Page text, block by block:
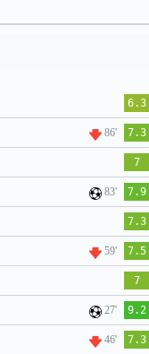
6.3
86' 7.3
7
83' 7.9
7.3
59' 7.5
7
27' 9.2
46' 7.3